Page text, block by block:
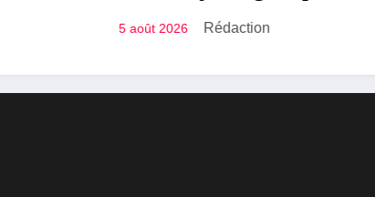
pour un tribunal
rendre justice aux
5 août 2026 Rédaction 5